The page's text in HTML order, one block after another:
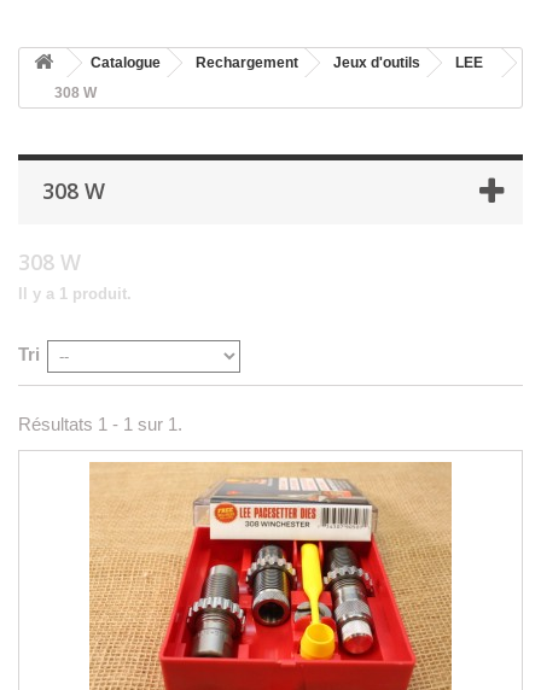
Catalogue Rechargement Jeux d'outils
LEE
308 W
308 W
308 W
Il y a 1 produit.
Tri
Résultats 1 - 1 sur 1.